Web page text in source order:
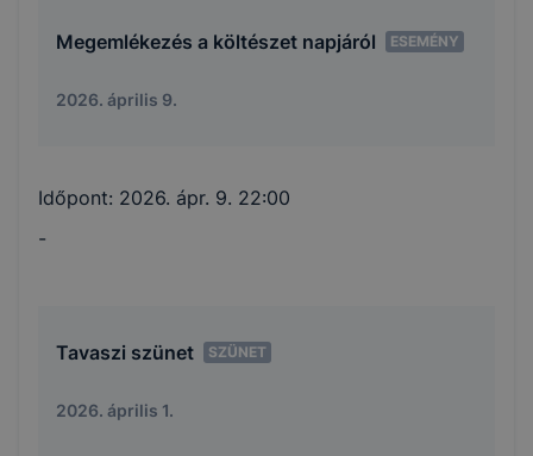
Megemlékezés a költészet napjáról ESEMÉNY
2026. április 9.
Időpont: 2026. ápr. 9. 22:00
-
Tavaszi szünet SZÜNET
2026. április 1.